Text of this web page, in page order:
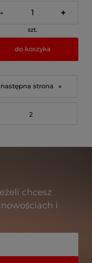
- +
szt.
do koszyka
2
»
chcesz
i